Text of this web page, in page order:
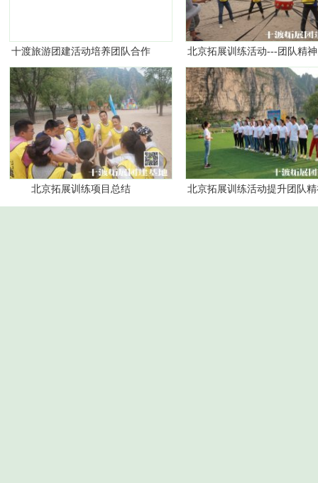
十渡旅游团建活动培养团队合作
精神
北京拓展训练活动---团队精
意义
北京拓展训练项目总结 北京拓展训练活动提升团队